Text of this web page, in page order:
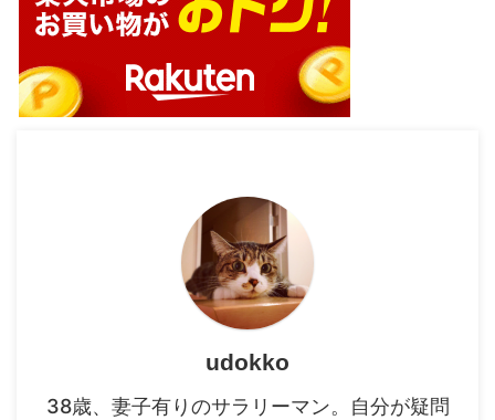
udokko
38歳、妻子有りのサラリーマン。自分が疑問